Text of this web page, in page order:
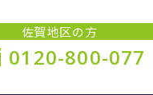
佐賀地区の方
0120-800-077